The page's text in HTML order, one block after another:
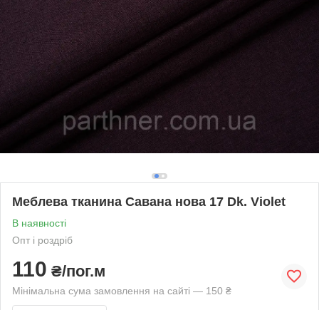
Меблева тканина Савана нова 17 Dk. Violet
В наявності
Опт і роздріб
110 ₴/пог.м
Мінімальна сума замовлення на сайті — 150 ₴